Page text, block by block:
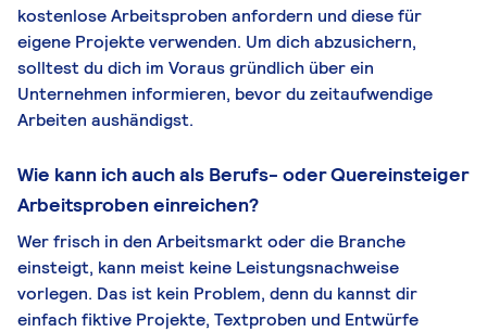
kostenlose Arbeitsproben anfordern und diese für
eigene Projekte verwenden. Um dich abzusichern,
solltest du dich im Voraus gründlich über ein
Unternehmen informieren, bevor du zeitaufwendige
Arbeiten aushändigst.
Wie kann ich auch als Berufs- oder Quereinsteiger
Arbeitsproben einreichen?
Wer frisch in den Arbeitsmarkt oder die Branche
einsteigt, kann meist keine Leistungsnachweise
vorlegen. Das ist kein Problem, denn du kannst dir
einfach fiktive Projekte, Textproben und Entwürfe